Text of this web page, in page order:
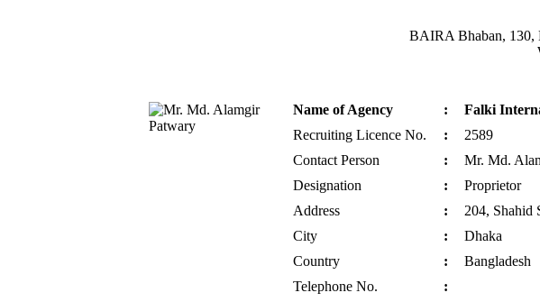
BAIRA Bhaban, 130,
Name of Agency
:
Falki
Recruiting Licence No.
:
2589
Contact Person
:
Mr. Md.
Designation
:
Proprietor
Address
:
204, Shahid
City
:
Dhaka
Country
:
Bangladesh
Telephone No.
: